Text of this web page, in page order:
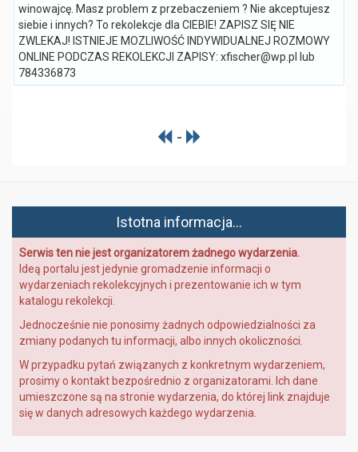
winowajcę. Masz problem z przebaczeniem ? Nie akceptujesz
siebie i innych? To rekolekcje dla CIEBIE! ZAPISZ SIĘ NIE
ZWLEKAJ! ISTNIEJE MOZLIWOŚĆ INDYWIDUALNEJ ROZMOWY
ONLINE PODCZAS REKOLEKCJI ZAPISY: xfischer@wp.pl lub
784336873
-
Istotna informacja...
Serwis ten nie jest organizatorem żadnego wydarzenia.
Ideą portalu jest jedynie gromadzenie informacji o
wydarzeniach rekolekcyjnych i prezentowanie ich w tym
katalogu rekolekcji.
Jednocześnie nie ponosimy żadnych odpowiedzialności za
zmiany podanych tu informacji, albo innych okoliczności.
W przypadku pytań związanych z konkretnym wydarzeniem,
prosimy o kontakt bezpośrednio z organizatorami. Ich dane
umieszczone są na stronie wydarzenia, do której link znajduje
się w danych adresowych każdego wydarzenia.